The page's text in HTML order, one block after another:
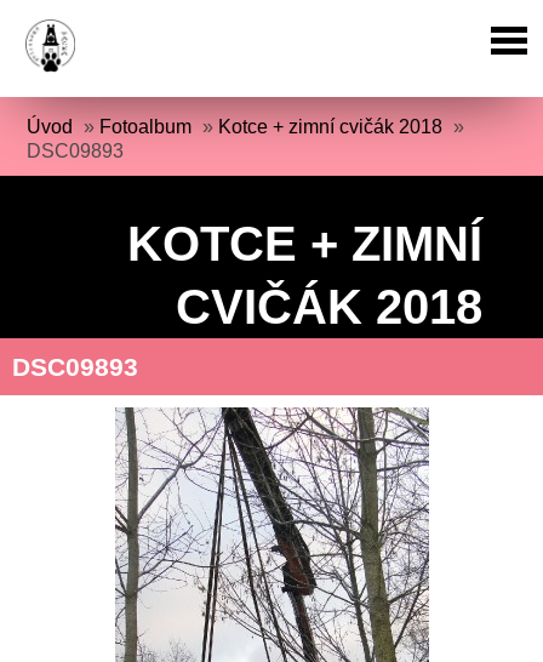
Úvod » Fotoalbum » Kotce + zimní cvičák 2018 »
DSC09893
KOTCE + ZIMNÍ
CVIČÁK 2018
DSC09893